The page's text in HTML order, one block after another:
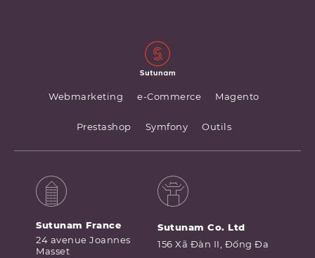
Webmarketing e-Commerce Magento
Prestashop Symfony Outils
Sutunam France
24 avenue Joannes
Masset
Sutunam Co. Ltd
156 Xã Đàn II, Đống Đa